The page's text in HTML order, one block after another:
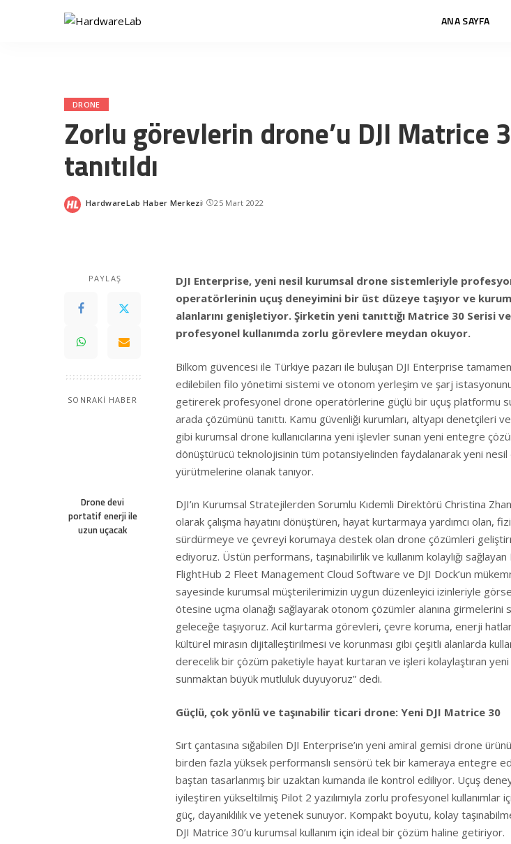
ANA SAYFA
DRONE
Zorlu görevlerin drone’u DJI Matrice
tanıtıldı
Posted
HardwareLab Haber Merkezi 25 Mart 2022
PAYLAŞ
SONRAKİ HABER
Drone devi
portatif enerji ile
uzun uçacak
DJI Enterprise, yeni nesil kurumsal drone sistemleriyle
operatörlerinin uçuş deneyimini bir üst düzeye taşıyor ve
alanlarını genişletiyor. Şirketin yeni tanıttığı Matrice 30 Serisi
profesyonel kullanımda zorlu görevlere meydan okuyor.
Bilkom güvencesi ile Türkiye pazarı ile buluşan DJI Enterprise
edilebilen filo yönetimi sistemi ve otonom yerleşim ve şarj
getirerek profesyonel drone operatörlerine güçlü bir uçuş platformu
arada çözümünü tanıttı. Kamu güvenliği kurumları, altyapı denetçileri
gibi kurumsal drone kullanıcılarına yeni işlevler sunan yeni entegre
dönüştürücü teknolojisinin tüm potansiyelinden faydalanarak yeni
yürütmelerine olanak tanıyor.
DJI’ın Kurumsal Stratejilerden Sorumlu Kıdemli Direktörü Christina
olarak çalışma hayatını dönüştüren, hayat kurtarmaya yardımcı olan,
sürdürmeye ve çevreyi korumaya destek olan drone çözümleri
ediyoruz. Üstün performans, taşınabilirlik ve kullanım kolaylığı
FlightHub 2 Fleet Management Cloud Software ve DJI Dock’un
sayesinde kurumsal müşterilerimizin uygun düzenleyici izinleriyle görsel
ötesine uçma olanağı sağlayarak otonom çözümler alanına girmelerini
geleceğe taşıyoruz. Acil kurtarma görevleri, çevre koruma, enerji
kültürel mirasın dijitalleştirilmesi ve korunması gibi çeşitli alanlarda
derecelik bir çözüm paketiyle hayat kurtaran ve işleri kolaylaştıran yeni
sunmaktan büyük mutluluk duyuyoruz” dedi.
Güçlü, çok yönlü ve taşınabilir ticari drone: Yeni DJI Matrice 30
Sırt çantasına sığabilen DJI Enterprise’ın yeni amiral gemisi drone
birden fazla yüksek performanslı sensörü tek bir kameraya entegre
baştan tasarlanmış bir uzaktan kumanda ile kontrol ediliyor. Uçuş
iyileştiren yükseltilmiş Pilot 2 yazılımıyla zorlu profesyonel kullanımlar
güç, dayanıklılık ve yetenek sunuyor. Kompakt boyutu, kolay
DJI Matrice 30’u kurumsal kullanım için ideal bir çözüm haline getiriyor.